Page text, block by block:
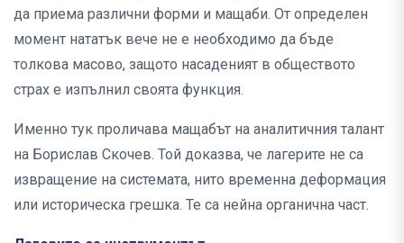
да приема различни форми и мащаби. От определен
момент нататък вече не е необходимо да бъде
толкова масово, защото насаденият в обществото
страх е изпълнил своята функция.
Именно тук проличава мащабът на аналитичния талант
на Борислав Скочев. Той доказва, че лагерите не са
извращение на системата, нито временна деформация
или историческа грешка. Те са нейна органична част.